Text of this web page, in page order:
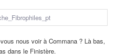
nous voir à Commana ? Là bas,
dans le Finistère.